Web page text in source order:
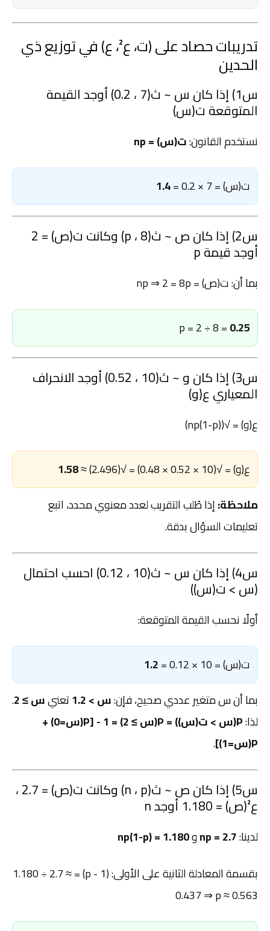
تدريبات حصاد على (ت، ع²، ع) في توزيع ذي
الحدين
س1) إذا كان س ~ ث(7 ، 0.2) أوجد القيمة
المتوقعة ت(س)
نستخدم القانون:ت(س) = np
ت(س) = 7 × 0.2 = 1.4
س2) إذا كان ص ~ ث(8 ، p) وكانت ت(ص) = 2
أوجد قيمة p
بما أن: ت(ص) = np ⇒ 2 = 8p
p = 2 ÷ 8 =0.25
س3) إذا كان و ~ ث(10 ، 0.52) أوجد الانحراف
المعياري ع(و)
ع(و) = √(np(1-p))
ع(و) = √(10 × 0.52 × 0.48) = √(2.496) ≈
1.58
ملاحظة:إذا طُلب التقريب لعدد معنوي محدد، اتبع
تعليمات السؤال بدقة.
س4) إذا كان س ~ ث(10 ، 0.12) احسب احتمال
(س > ت(س))
أولًا نحسب القيمة المتوقعة:
ت(س) = 10 × 0.12 =
1.2
بما أن س متغير عددي صحيح، فإن:س > 1.2 تعنيس ≥ 2 .
لذا:
P(س > ت(س)) = P(س ≥ 2) = 1 - [P(س=0) +
P(س=1)]
.
س5) إذا كان ص ~ ث(n ، p) وكانت ت(ص) = 2.7 ،
ع²(ص) = 1.180 أوجد n
لدينا:np = 2.7وnp(1-p) = 1.180
بقسمة المعادلة الثانية على الأولى: (1 - p) = 1.180 ÷ 2.7 ≈
0.437 ⇒ p ≈ 0.563